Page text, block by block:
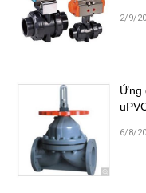
2/9/
Ứng
6/8/